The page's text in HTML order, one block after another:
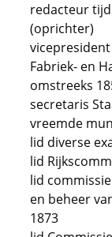
redacteur
(oprichter)
Fabriek- en
omstreeks
secretaris
vreemde
lid diverse
lid
lid
en beheer
1873